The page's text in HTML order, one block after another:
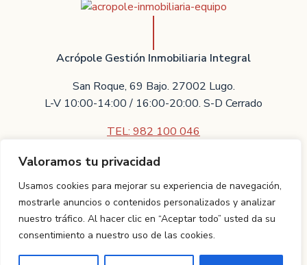
Valoramos tu privacidad
Usamos cookies para mejorar su experiencia de navegación,
mostrarle anuncios o contenidos personalizados y analizar
nuestro tráfico. Al hacer clic en “Aceptar todo” usted da su
consentimiento a nuestro uso de las cookies.
Acrópole Gestión Inmobiliaria Integral
San Roque, 69 Bajo. 27002 Lugo.
L-V 10:00-14:00 / 16:00-20:00. S-D Cerrado
TEL: 982 100 046
Contáctenos
Villarreal Asesores Técnicos Inmobiliarios S.L.U.
Proyecto realizado por
TCI Galicia. Aviso legal